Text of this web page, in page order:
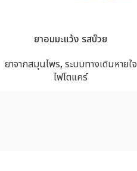
ยาอมมะแว้ง รสบ๊วย
ยาจากสมุนไพร, ระบบทางเดินหายใจ
ไฟโตแคร์